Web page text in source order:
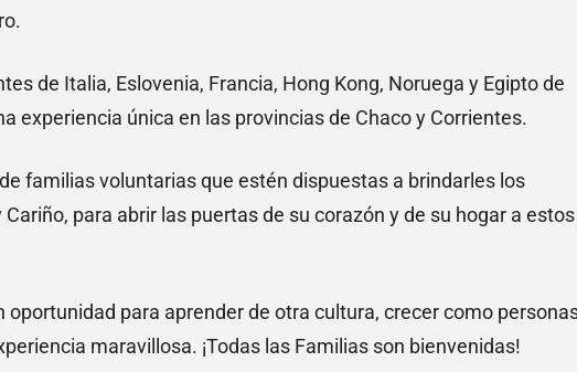
de Italia, Eslovenia, Francia, Hong Kong, Noruega y Egipto de
experiencia única en las provincias de Chaco y Corrientes.
familias voluntarias que estén dispuestas a brindarles los
Cariño, para abrir las puertas de su corazón y de su hogar a estos
oportunidad para aprender de otra cultura, crecer como
maravillosa. ¡Todas las Familias son bienvenidas!